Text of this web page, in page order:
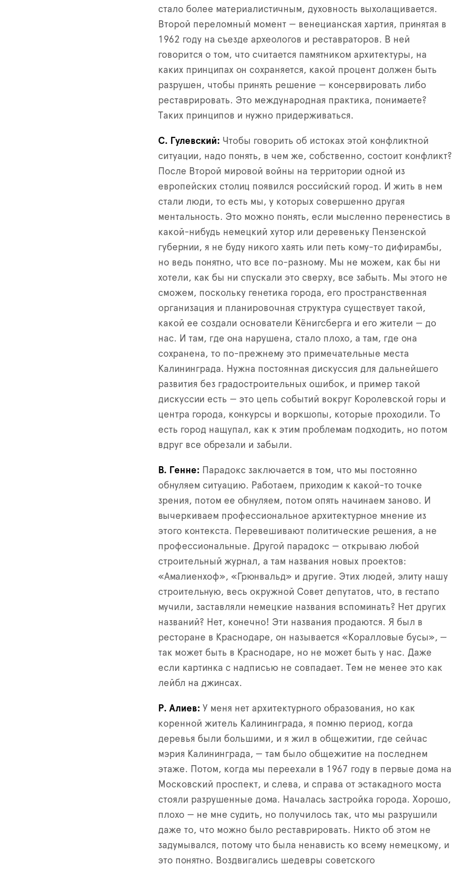
стало более материалистичным, духовность выхолащивается.
Второй переломный момент — венецианская хартия, принятая в
1962 году на съезде археологов и реставраторов. В ней
говорится о том, что считается памятником архитектуры, на
каких принципах он сохраняется, какой процент должен быть
разрушен, чтобы принять решение — консервировать либо
реставрировать. Это международная практика, понимаете?
Таких принципов и нужно придерживаться.
С. Гулевский
Чтобы говорить об истоках этой конфликтной
ситуации, надо понять, в чем же, собственно, состоит конфликт?
После Второй мировой войны на территории одной из
европейских столиц появился российский город. И жить в нем
стали люди, то есть мы, у которых совершенно другая
ментальность. Это можно понять, если мысленно перенестись в
какой-нибудь немецкий хутор или деревеньку Пензенской
губернии, я не буду никого хаять или петь кому-то дифирамбы,
но ведь понятно, что все по-разному. Мы не можем, как бы ни
хотели, как бы ни спускали это сверху, все забыть. Мы этого не
сможем, поскольку генетика города, его пространственная
организация и планировочная структура существует такой,
какой ее создали основатели Кёнигсберга и его жители — до
нас. И там, где она нарушена, стало плохо, а там, где она
сохранена, то по-прежнему это примечательные места
Калининграда. Нужна постоянная дискуссия для дальнейшего
развития без градостроительных ошибок, и пример такой
дискуссии есть — это цепь событий вокруг Королевской горы и
центра города, конкурсы и воркшопы, которые проходили. То
есть город нащупал, как к этим проблемам подходить, но потом
вдруг все обрезали и забыли.
В. Генне
Парадокс заключается в том, что мы постоянно
обнуляем ситуацию. Работаем, приходим к какой-то точке
зрения, потом ее обнуляем, потом опять начинаем заново. И
вычеркиваем профессиональное архитектурное мнение из
этого контекста. Перевешивают политические решения, а не
профессиональные. Другой парадокс — открываю любой
строительный журнал, а там названия новых проектов:
«Амалиенхоф», «Грюнвальд» и другие. Этих людей, элиту нашу
строительную, весь окружной Совет депутатов, что, в гестапо
мучили, заставляли немецкие названия вспоминать? Нет других
названий? Нет, конечно! Эти названия продаются. Я был в
ресторане в Краснодаре, он называется «Коралловые бусы», —
так может быть в Краснодаре, но не может быть у нас. Даже
если картинка с надписью не совпадает. Тем не менее это как
лейбл на джинсах.
Р. Алиев
У меня нет архитектурного образования, но как
коренной житель Калининграда, я помню период, когда
деревья были большими, и я жил в общежитии, где сейчас
мэрия Калининграда, — там было общежитие на последнем
этаже. Потом, когда мы переехали в 1967 году в первые дома на
Московский проспект, и слева, и справа от эстакадного моста
стояли разрушенные дома. Началась застройка города. Хорошо,
плохо — не мне судить, но получилось так, что мы разрушили
даже то, что можно было реставрировать. Никто об этом не
задумывался, потому что была ненависть ко всему немецкому, и
это понятно. Воздвигались шедевры советского